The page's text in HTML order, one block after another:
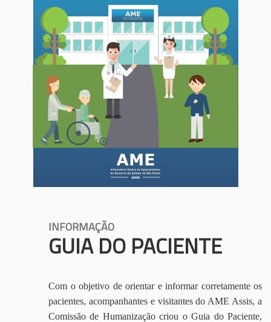
INFORMAÇÃO
GUIA DO PACIENTE
Com o objetivo de orientar e informar corretamente os
pacientes, acompanhantes e visitantes do AME Assis, a
Comissão de Humanização criou o Guia do Paciente,